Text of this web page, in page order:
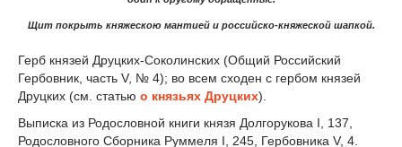
Щит покрыть княжескою мантией и российско-княжеской шап­кой.
Герб князей Друцких-Соколинских (Общий Российский
Гербовник, часть V, № 4); во всем сходен с гербом князей
Друцких (см. статью о князьях Друцких).
Выписка из Родословной книги князя Долгорукова I, 137,
Родословного Сборника Руммеля I, 245, Гербовника V, 4.